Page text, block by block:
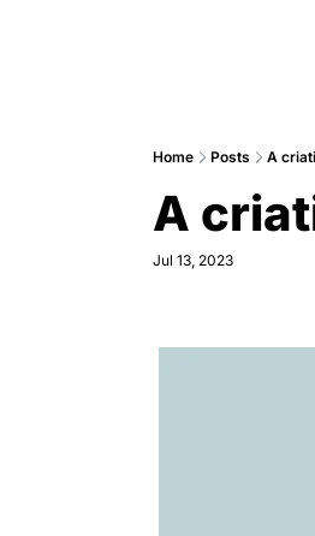
Home Posts A
A
Jul 13, 2023